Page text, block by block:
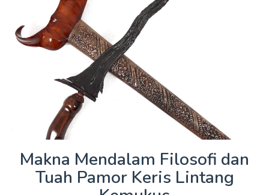
Makna Mendalam Filosofi dan
Tuah Pamor Keris Lintang